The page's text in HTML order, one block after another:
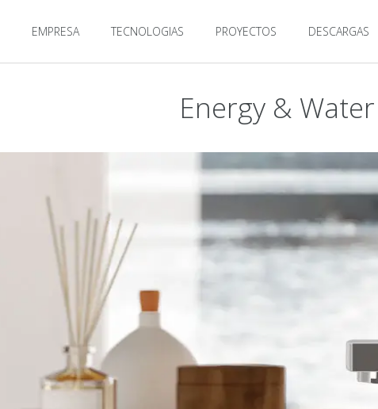
EMPRESA TECNOLOGIAS PROYECTOS DESCARGAS
Energy &